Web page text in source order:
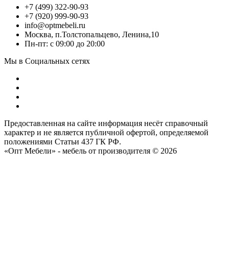
+7 (499) 322-90-93
+7 (920) 999-90-93
info@optmebeli.ru
Москва, п.Толстопальцево, Ленина,10
Пн-пт: с 09:00 до 20:00
Мы в Социальных сетях
Предоставленная на сайте информация несёт справочный
характер и не является публичной офертой, определяемой
положениями Статьи 437 ГК РФ.
«Опт Мебели» - мебель от производителя © 2026